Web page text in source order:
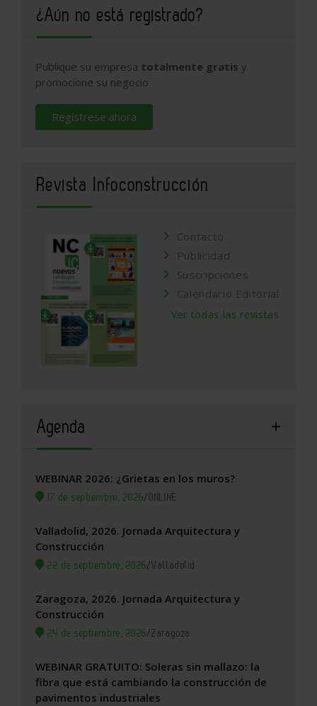
¿Aún no está registrado?
Publique su empresa totalmente gratis y
promocione su negocio
Regístrese ahora
Revista Infoconstrucción
Contacto
Publicidad
Suscripciones
Calendario Editorial
Ver todas las revistas
Agenda
WEBINAR 2026: ¿Grietas en los muros?
17 de septiembre, 2026/ONLINE
Valladolid, 2026. Jornada Arquitectura y
Construcción
22 de septiembre, 2026/Valladolid
Zaragoza, 2026. Jornada Arquitectura y
Construcción
24 de septiembre, 2026/Zaragoza
WEBINAR GRATUITO: Soleras sin mallazo: la
fibra que está cambiando la construcción de
pavimentos industriales